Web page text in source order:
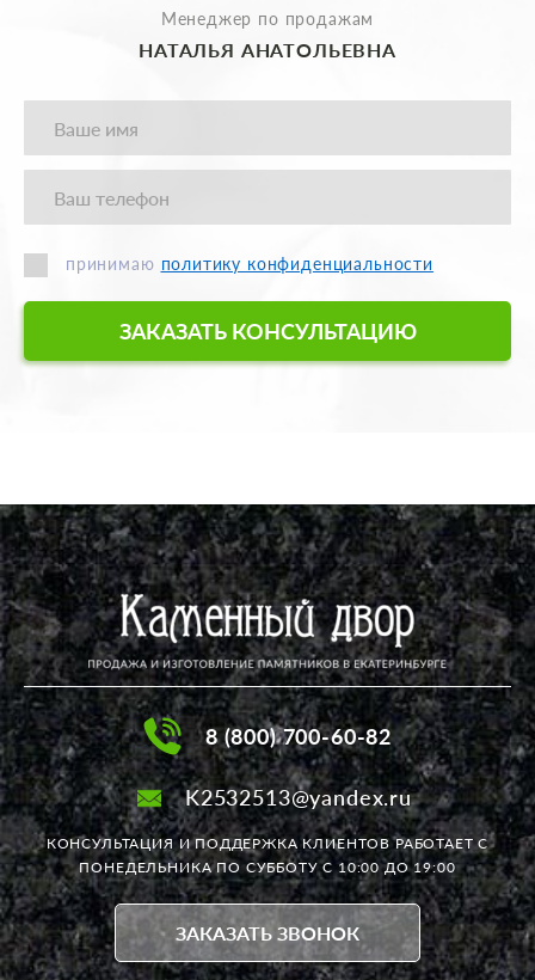
Менеджер по продажам
НАТАЛЬЯ АНАТОЛЬЕВНА
принимаю политику конфиденциальности
ЗАКАЗАТЬ КОНСУЛЬТАЦИЮ
8 (800) 700-60-82
K2532513@yandex.ru
КОНСУЛЬТАЦИЯ И ПОДДЕРЖКА КЛИЕНТОВ РАБОТАЕТС
ПОНЕДЕЛЬНИКА ПО СУББОТУ С 10:00 ДО 19:00
ЗАКАЗАТЬ ЗВОНОК